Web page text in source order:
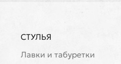
СТУЛЬЯ
Лавки и табуретки